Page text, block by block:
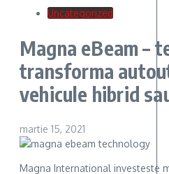
Uncategorized
Magna eBeam –
transforma
vehicule hibrid
martie 15, 2021
Magna International investeste